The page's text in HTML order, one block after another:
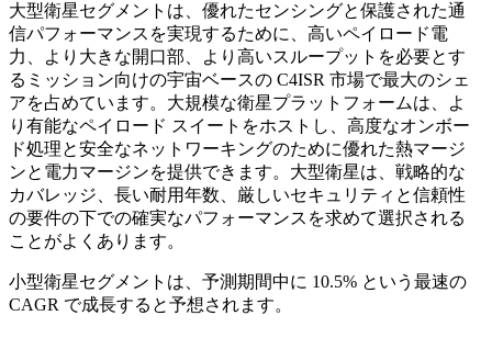
大型衛星セグメントは、優れたセンシングと保護された通
信パフォーマンスを実現するために、高いペイロード電
力、より大きな開口部、より高いスループットを必要とす
るミッション向けの宇宙ベースの C4ISR 市場で最大のシェ
アを占めています。大規模な衛星プラットフォームは、よ
り有能なペイロード スイートをホストし、高度なオンボー
ド処理と安全なネットワーキングのために優れた熱マージ
ンと電力マージンを提供できます。大型衛星は、戦略的な
カバレッジ、長い耐用年数、厳しいセキュリティと信頼性
の要件の下での確実なパフォーマンスを求めて選択される
ことがよくあります。
小型衛星セグメントは、予測期間中に 10.5% という最速の
CAGR で成長すると予想されます。